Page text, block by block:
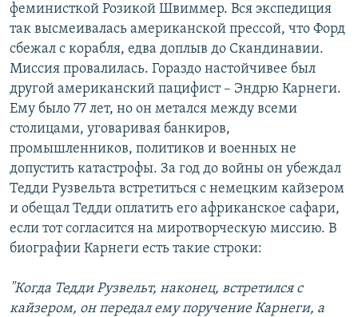
феминисткой Розикой Швиммер. Вся экспедиция
так высмеивалась американской прессой, что Форд
сбежал с корабля, едва доплыв до Скандинавии.
Миссия провалилась. Гораздо настойчивее был
другой американский пацифист – Эндрю Карнеги.
Ему было 77 лет, но он метался между всеми
столицами, уговаривая банкиров,
промышленников, политиков и военных не
допустить катастрофы. За год до войны он убеждал
Тедди Рузвельта встретиться с немецким кайзером
и обещал Тедди оплатить его африканское сафари,
если тот согласится на миротворческую миссию. В
биографии Карнеги есть такие строки:
"Когда Тедди Рузвельт, наконец, встретился с
кайзером, он передал ему поручение Карнеги, а